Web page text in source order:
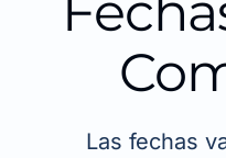
Las fechas